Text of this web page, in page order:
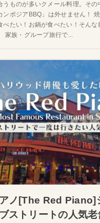
うものが多いクメール料理。そ
ンボジアBBQ」は外せません！
べたい！お鍋が食べたい！そんな
家族・グループ旅行で...
ノ[The Red Piano]
ストリートの人気老